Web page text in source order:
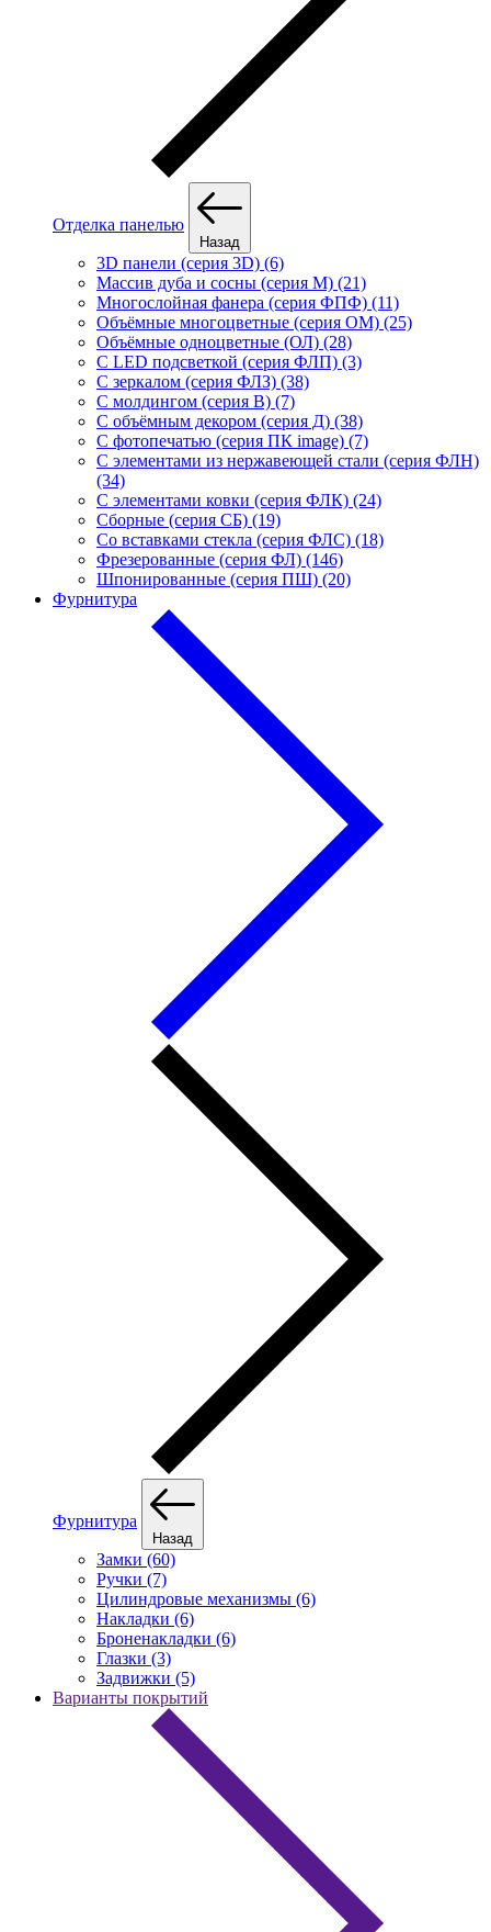
Отделка панелью
Назад
3D панели (серия 3D) (6)
Массив дуба и сосны (серия М) (21)
Многослойная фанера (серия ФПФ) (11)
Объёмные многоцветные (серия ОМ) (25)
Объёмные одноцветные (ОЛ) (28)
С LED подсветкой (серия ФЛП) (3)
С зеркалом (серия ФЛЗ) (38)
С молдингом (серия В) (7)
С объёмным декором (серия Д) (38)
С фотопечатью (серия ПК image) (7)
С элементами из нержавеющей стали (серия ФЛН)
(34)
С элементами ковки (серия ФЛК) (24)
Сборные (серия СБ) (19)
Со вставками стекла (серия ФЛС) (18)
Фрезерованные (серия ФЛ) (146)
Шпонированные (серия ПШ) (20)
Фурнитура
Фурнитура
Назад
Замки (60)
Ручки (7)
Цилиндровые механизмы (6)
Накладки (6)
Броненакладки (6)
Глазки (3)
Задвижки (5)
Варианты покрытий